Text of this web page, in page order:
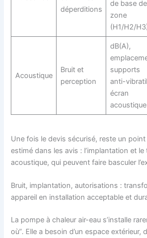
déperditions
de base
zone
(H1/H2/
Acoustique
Bruit et
perception
dB(A),
supports
anti-
écran
acoustique
Une fois le devis sécurisé, reste un
estimé dans les avis : l’implantation et
acoustique, qui peuvent faire basculer
Bruit, implantation, autorisations :
appareil en installation acceptable et
La pompe à chaleur air-eau s’installe
où”. Elle a besoin d’un espace extérieur,